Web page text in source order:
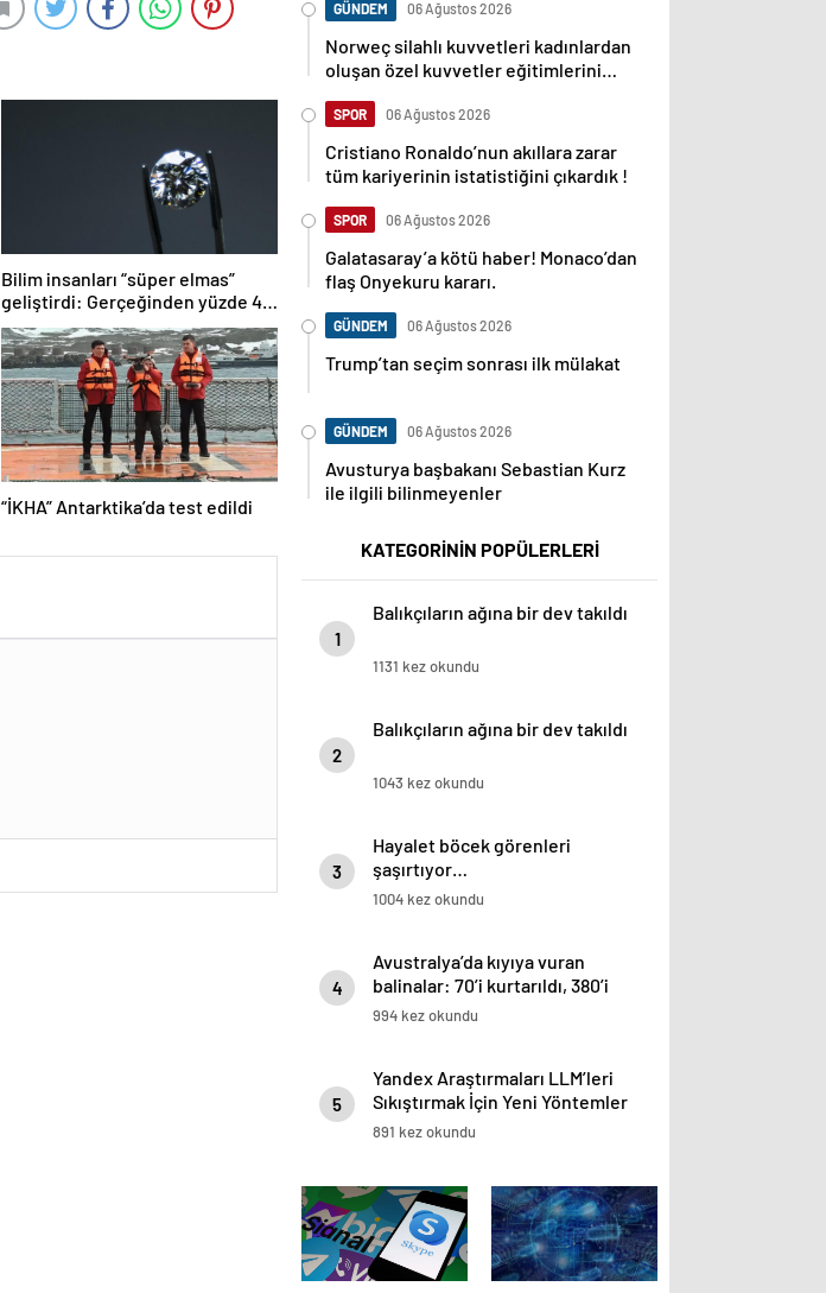
Bilim insanları “süper elmas”
geliştirdi: Gerçeğinden yüzde 40
daha sert
“İKHA” Antarktika’da test edildi
GÜNDEM 06 Ağustos 2026
Norweç silahlı kuvvetleri kadınlardan
oluşan özel kuvvetler eğitimlerini
SPOR 06 Ağustos 2026
Cristiano Ronaldo’nun akıllara zarar
tüm kariyerinin istatistiğini çıkardık !
SPOR 06 Ağustos 2026
Galatasaray’a kötü haber! Monaco’dan
flaş Onyekuru kararı.
GÜNDEM 06 Ağustos 2026
Trump’tan seçim sonrası ilk mülakat
GÜNDEM 06 Ağustos 2026
Avusturya başbakanı Sebastian Kurz
ile ilgili bilinmeyenler
KATEGORİNİN POPÜLERLERİ
1
Balıkçıların ağına bir dev takıldı
1131 kez okundu
2
Balıkçıların ağına bir dev takıldı
1043 kez okundu
3
Hayalet böcek görenleri
şaşırtıyor…
1004 kez okundu
4
Avustralya’da kıyıya vuran
balinalar: 70’i kurtarıldı, 380’i
öldü
994 kez okundu
5
Yandex Araştırmaları LLM’leri
Sıkıştırmak İçin Yeni Yöntemler
Geliştirerek Yapay Zeka Dağıtım
891 kez okundu